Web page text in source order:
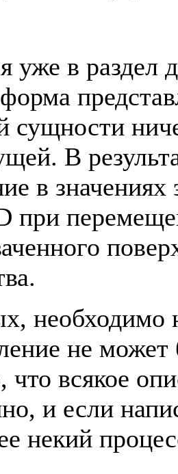
уже в раздел
сущности
В
в значениях
при
необходимо
не
что всякое
и если
некий